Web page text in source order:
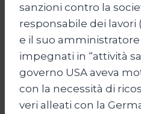
sanzioni contro la
responsabile dei lavori
e il suo
impegnati in “attività
governo USA aveva
con la necessità di
veri alleati con la